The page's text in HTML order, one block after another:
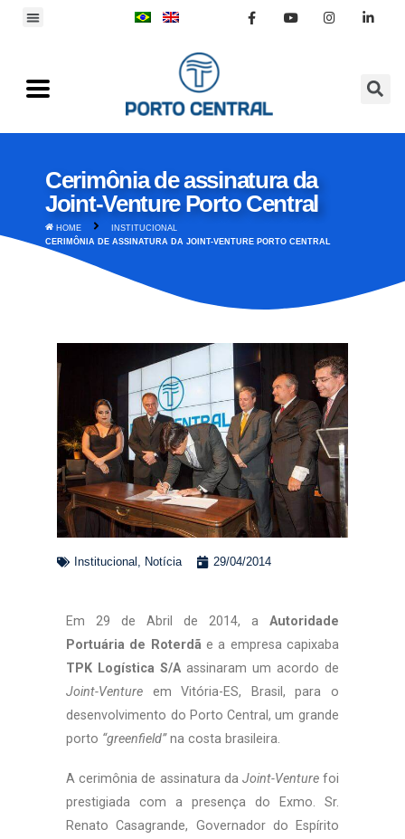
Cerimônia de assinatura da
Joint-Venture Porto Central
HOME
INSTITUCIONAL
CERIMÔNIA DE ASSINATURA DA JOINT-VENTURE PORTO CENTRAL
Institucional Notícia 29/04/2014
Em 29 de Abril de 2014, a Autoridade
Portuária de Roterdã e a empresa capixaba
TPK Logística S/A assinaram um acordo de
Joint-Venture em Vitória-ES, Brasil, para o
desenvolvimento do Porto Central, um grande
porto “greenfield”na costa brasileira.
A cerimônia de assinatura da Joint-Venturefoi
prestigiada com a presença do Exmo. Sr.
Renato Casagrande, Governador do Espírito